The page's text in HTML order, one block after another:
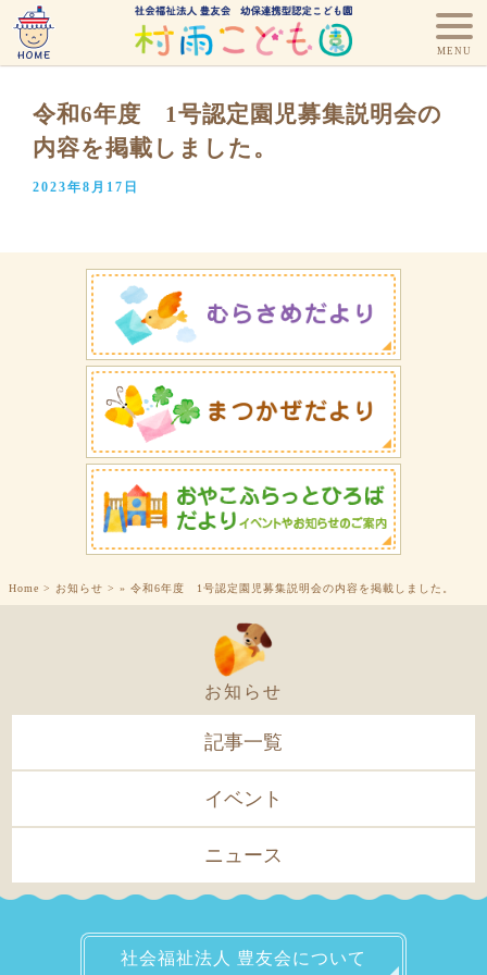
令和6年度 1号認定園児募集説明会の
内容を掲載しました。
2023年8月17日
Home > お知らせ > » 令和6年度 1号認定園児募集説明会の内容を掲載しました。
お知らせ
記事一覧
イベント
ニュース
社会福祉法人 豊友会について